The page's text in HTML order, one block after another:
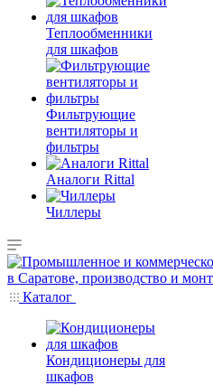
Теплообменники
для шкафов
Фильтрующие
вентиляторы и
фильтры
Аналоги Rittal
Чиллеры
Каталог
Кондиционеры для
шкафов